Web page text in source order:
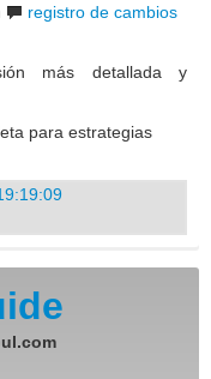
registro de cambios
más detallada y
para estrategias